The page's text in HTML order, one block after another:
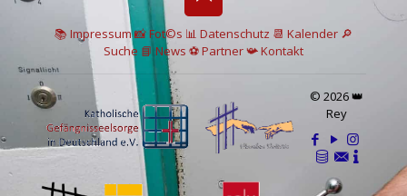
📚 Impressum📸Fot©s 📊 Datenschutz 📆 Kalender 🔎
Suche 📘 News ⚽Partner📯Kontakt
© 2026 👑
Rey